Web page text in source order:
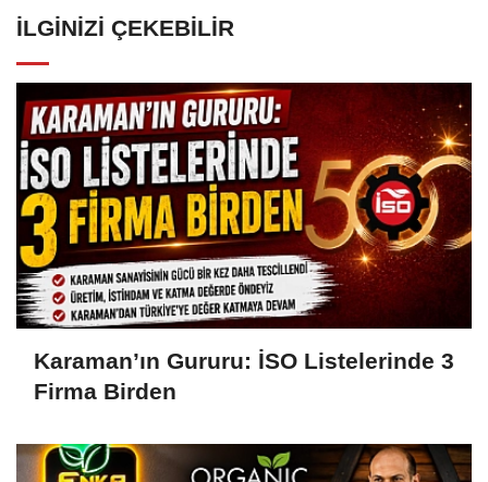
İLGINIZI ÇEKEBILIR
Karaman’ın Gururu: İSO Listelerinde 3
Firma Birden